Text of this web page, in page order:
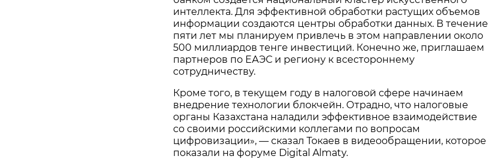
интеллекта. Для эффективной обработки растущих объемов
информации создаются центры обработки данных. В течение
пяти лет мы планируем привлечь в этом направлении около
500 миллиардов тенге инвестиций. Конечно же, приглашаем
партнеров по ЕАЭС и региону к всестороннему
сотрудничеству.
Кроме того, в текущем году в налоговой сфере начинаем
внедрение технологии блокчейн. Отрадно, что налоговые
органы Казахстана наладили эффективное взаимодействие
со своими российскими коллегами по вопросам
цифровизации», — сказал Токаев в видеообращении, которое
показали на форуме Digital Almaty.